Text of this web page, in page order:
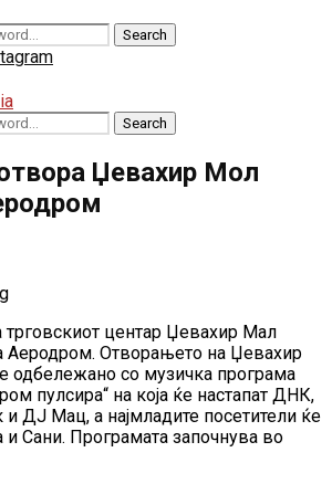
Search
Search
Џевахир Мол
центар Џевахир Мал
Аеродром. Отворањето на Џевахир
одбележано со музичка програма
пулсира“ на која ќе настапат ДНК,
и ДЈ Мац, а најмладите посетители ќе
и Сани. Програмата започнува во